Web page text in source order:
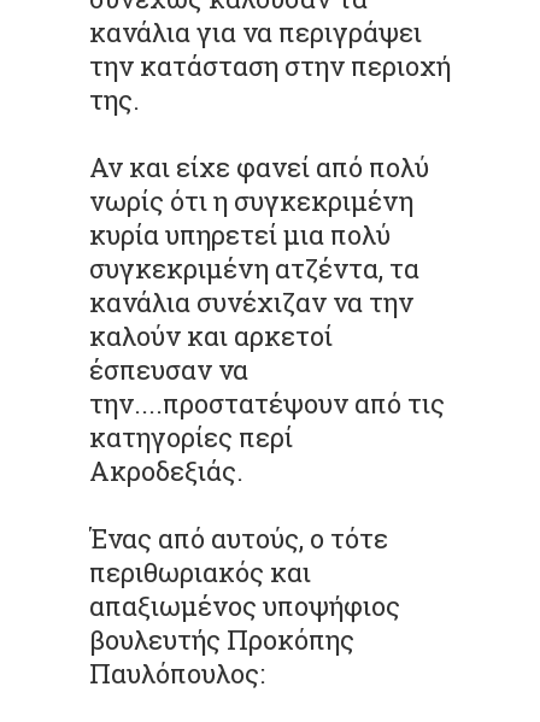
κανάλια για να περιγράψει
την κατάσταση στην περιοχή
της.
Αν και είχε φανεί από πολύ
νωρίς ότι η συγκεκριμένη
κυρία υπηρετεί μια πολύ
συγκεκριμένη ατζέντα, τα
κανάλια συνέχιζαν να την
καλούν και αρκετοί
έσπευσαν να
την....προστατέψουν από τις
κατηγορίες περί
Ακροδεξιάς.
Ένας από αυτούς, ο τότε
περιθωριακός και
απαξιωμένος υποψήφιος
βουλευτής Προκόπης
Παυλόπουλος: